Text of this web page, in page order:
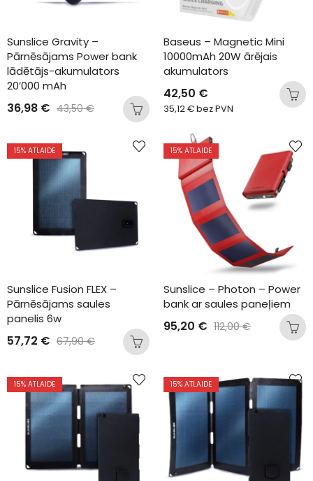
Sunslice Gravity –
Pārnēsājams Power bank
lādētājs-akumulators
20’000 mAh
36,98 € 43,50€
Baseus – Magnetic Mini
10000mAh 20W ārējais
akumulators
42,50 €
35,12€bez PVN
15% ATLAIDE
Sunslice Fusion FLEX –
Pārnēsājams saules
panelis 6w
57,72 € 67,90€
15% ATLAIDE
Sunslice – Photon – Power
bank ar saules paneļiem
95,20 € 112,00€
15% ATLAIDE 15% ATLAIDE